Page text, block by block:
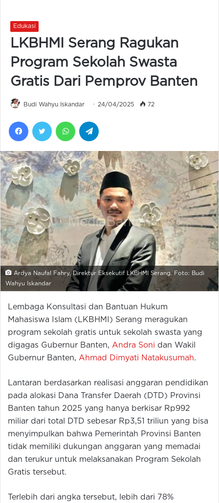
Edukasi
LKBHMI Serang Ragukan
Program Sekolah Swasta
Gratis Dari Pemprov Banten
Budi Wahyu Iskandar 24/04/2025 72
FacebookTwitter WhatsApp
Ardya Naufal Fahry, Direktur Eksekutif LKBHMI Serang. Foto: Budi
Wahyu Iskandar
Lembaga Konsultasi dan Bantuan Hukum
Mahasiswa Islam (LKBHMI) Serang meragukan
program sekolah gratis untuk sekolah swasta yang
digagas Gubernur Banten, Andra Soni dan Wakil
Gubernur Banten, Ahmad Dimyati Natakusumah.
Lantaran berdasarkan realisasi anggaran pendidikan
pada alokasi Dana Transfer Daerah (DTD) Provinsi
Banten tahun 2025 yang hanya berkisar Rp992
miliar dari total DTD sebesar Rp3,51 triliun yang bisa
menyimpulkan bahwa Pemerintah Provinsi Banten
tidak memiliki dukungan anggaran yang memadai
dan terukur untuk melaksanakan Program Sekolah
Gratis tersebut.
Terlebih dari angka tersebut, lebih dari 78%